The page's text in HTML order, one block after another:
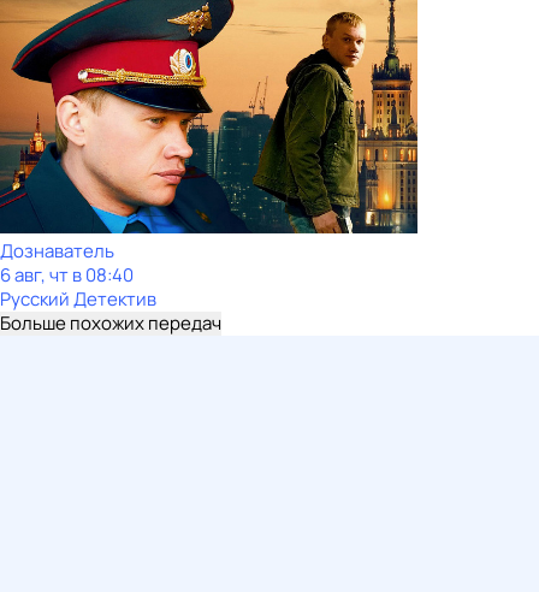
Дознаватель
6 авг, чт в 08:40
Русский Детектив
Больше похожих передач